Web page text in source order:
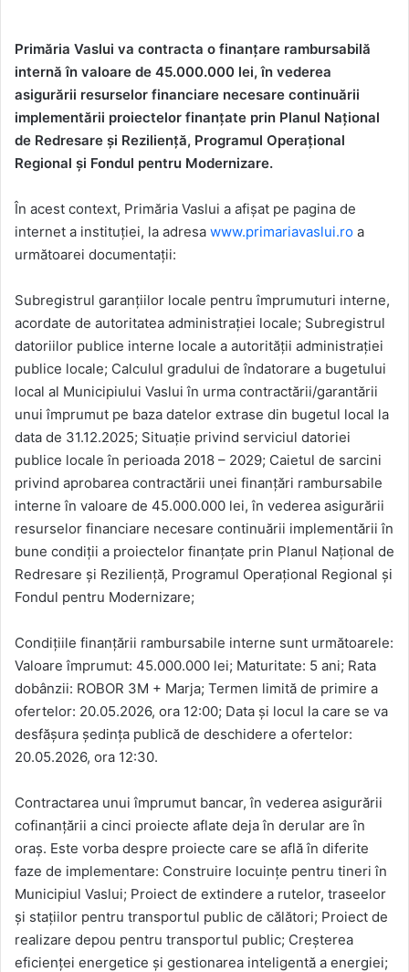
Primăria Vaslui va contracta o finanțare rambursabilă
internă în valoare de 45.000.000 lei, în vederea
asigurării resurselor financiare necesare continuării
implementării proiectelor finanţate prin Planul Naţional
de Redresare şi Rezilienţă, Programul Operaţional
Regional şi Fondul pentru Modernizare.
În acest context, Primăria Vaslui a afișat pe pagina de
internet a instituţiei, la adresa www.primariavaslui.ro a
următoarei documentaţii:
Subregistrul garanţiilor locale pentru împrumuturi interne,
acordate de autoritatea administraţiei locale; Subregistrul
datoriilor publice interne locale a autorităţii administraţiei
publice locale; Calculul gradului de îndatorare a bugetului
local al Municipiului Vaslui în urma contractării/garantării
unui împrumut pe baza datelor extrase din bugetul local la
data de 31.12.2025; Situaţie privind serviciul datoriei
publice locale în perioada 2018 – 2029; Caietul de sarcini
privind aprobarea contractării unei finanţări rambursabile
interne în valoare de 45.000.000 lei, în vederea asigurării
resurselor financiare necesare continuării implementării în
bune condiţii a proiectelor finanţate prin Planul Naţional de
Redresare şi Rezilienţă, Programul Operaţional Regional şi
Fondul pentru Modernizare;
Condiţiile finanţării rambursabile interne sunt următoarele:
Valoare împrumut: 45.000.000 lei; Maturitate: 5 ani; Rata
dobânzii: ROBOR 3M + Marja; Termen limită de primire a
ofertelor: 20.05.2026, ora 12:00; Data şi locul la care se va
desfăşura şedinţa publică de deschidere a ofertelor:
20.05.2026, ora 12:30.
Contractarea unui împrumut bancar, în vederea asigurării
cofinanțării a cinci proiecte aflate deja în derular are în
oraș. Este vorba despre proiecte care se află în diferite
faze de implementare: Construire locuințe pentru tineri în
Municipiul Vaslui; Proiect de extindere a rutelor, traseelor
și stațiilor pentru transportul public de călători; Proiect de
realizare depou pentru transportul public; Creșterea
eficienței energetice și gestionarea inteligentă a energiei;